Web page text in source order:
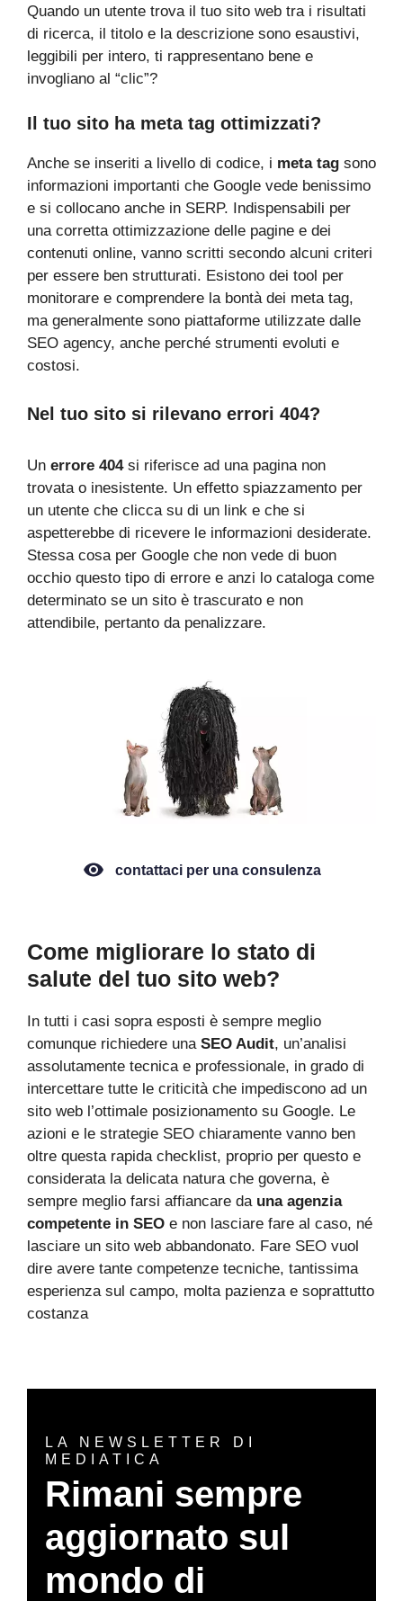
Quando un utente trova il tuo sito web tra i risultati
di ricerca, il titolo e la descrizione sono esaustivi,
leggibili per intero, ti rappresentano bene e
invogliano al “clic”?
Il tuo sito ha meta tag ottimizzati?
Anche se inseriti a livello di codice, i meta tag sono
informazioni importanti che Google vede benissimo
e si collocano anche in SERP. Indispensabili per
una corretta ottimizzazione delle pagine e dei
contenuti online, vanno scritti secondo alcuni criteri
per essere ben strutturati. Esistono dei tool per
monitorare e comprendere la bontà dei meta tag,
ma generalmente sono piattaforme utilizzate dalle
SEO agency, anche perché strumenti evoluti e
costosi.
Nel tuo sito si rilevano errori 404?
Un errore 404si riferisce ad una pagina non
trovata o inesistente. Un effetto spiazzamento per
un utente che clicca su di un link e che si
aspetterebbe di ricevere le informazioni desiderate.
Stessa cosa per Google che non vede di buon
occhio questo tipo di errore e anzi lo cataloga come
determinato se un sito è trascurato e non
attendibile, pertanto da penalizzare.
contattaci per una consulenza
Come migliorare lo stato di
salute del tuo sito web?
In tutti i casi sopra esposti è sempre meglio
comunque richiedere una SEO Audit, un’analisi
assolutamente tecnica e professionale, in grado di
intercettare tutte le criticità che impediscono ad un
sito web l’ottimale posizionamento su Google. Le
azioni e le strategie SEO chiaramente vanno ben
oltre questa rapida checklist, proprio per questo e
considerata la delicata natura che governa, è
sempre meglio farsi affiancare da una agenzia
competente in SEO e non lasciare fare al caso, né
lasciare un sito web abbandonato. Fare SEO vuol
dire avere tante competenze tecniche, tantissima
esperienza sul campo, molta pazienza e soprattutto
costanza
LA NEWSLETTER DI
MEDIATICA
Rimani sempre
aggiornato sul
mondo di